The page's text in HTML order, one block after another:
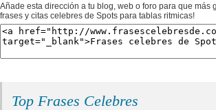
Añade esta dirección a tu blog, web o foro para que más
frases y citas celebres de Spots para tablas ritmicas!
Top Frases Celebres